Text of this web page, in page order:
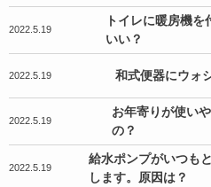
2022.5.19
トイレに暖房機
いい？
2022.5.19 和式便器にウォ
2022.5.19
お年寄りが使い
の？
2022.5.19
給水ポンプがいつも
します。原因は？